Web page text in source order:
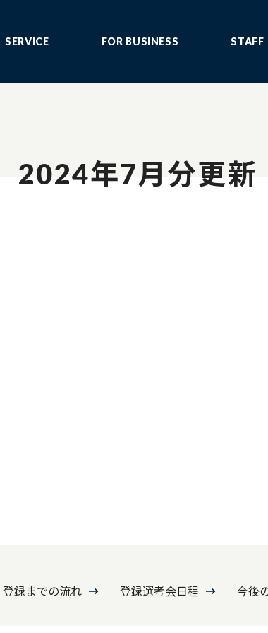
SERVICE FOR BUSINESS STAFF
年7月分更新
登録までの流れ 登録選考会日程 今後